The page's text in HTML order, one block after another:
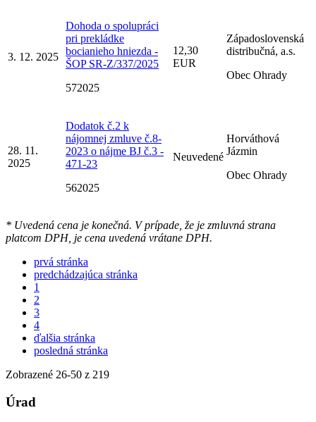
3. 12. 2025
Dohoda o spolupráci
pri prekládke
bocianieho hniezda -
ŠOP SR-Z/337/2025
572025
12,30
EUR
Západoslovenská
distribučná, a.s.
Obec Ohrady
28. 11.
2025
Dodatok č.2 k
nájomnej zmluve č.8-
2023 o nájme BJ č.3 -
471-23
562025
Neuvedené
Horváthová
Jázmin
Obec Ohrady
* Uvedená cena je konečná. V prípade, že je zmluvná strana
platcom DPH, je cena uvedená vrátane DPH.
prvá stránka
predchádzajúca stránka
1
2
3
4
ďalšia stránka
posledná stránka
Zobrazené 26-50 z 219
Úrad